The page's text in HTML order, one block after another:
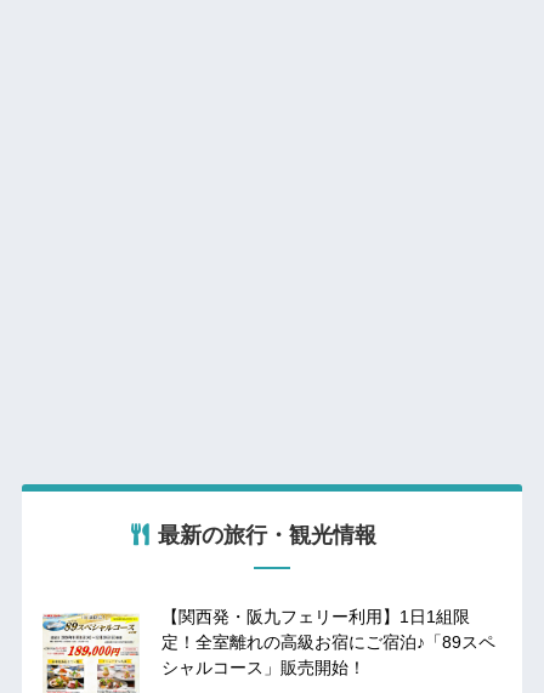
最新の旅行・観光情報
【関西発・阪九フェリー利用】1日1組限
定！全室離れの高級お宿にご宿泊♪「89スペ
シャルコース」販売開始！